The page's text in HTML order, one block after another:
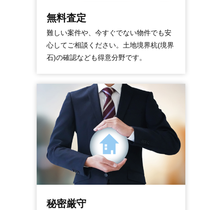
無料査定
難しい案件や、今すぐでない物件でも安
心してご相談ください。土地境界杭(境界
石)の確認なども得意分野です。
秘密厳守